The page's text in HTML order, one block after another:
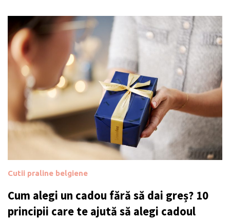
Cutii praline belgiene
Cum alegi un cadou fără să dai greș? 10
principii care te ajută să alegi cadoul